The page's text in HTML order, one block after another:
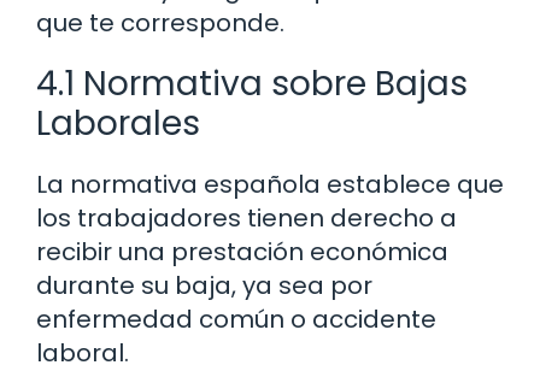
que te corresponde.
4.1 Normativa sobre Bajas
Laborales
La normativa española establece que
los trabajadores tienen derecho a
recibir una prestación económica
durante su baja, ya sea por
enfermedad común o accidente
laboral.